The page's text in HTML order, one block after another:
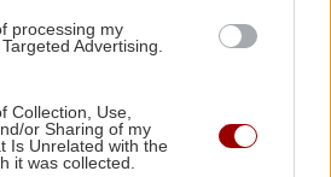
processing my
Advertising.
Collection, Use,
or Sharing of my
Is Unrelated with the
it was collected.
του Ρεθύμνου -
του Δεκαπενταύγουστου